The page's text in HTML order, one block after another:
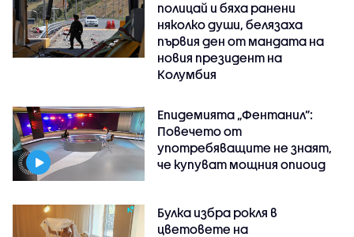
полицай и бяха ранени
няколко души, белязаха
първия ден от мандата на
новия президент на
Колумбия
Епидемията „Фентанил”:
Повечето от
употребяващите не знаят,
че купуват мощния опиоид
Булка избра рокля в
цветовете на